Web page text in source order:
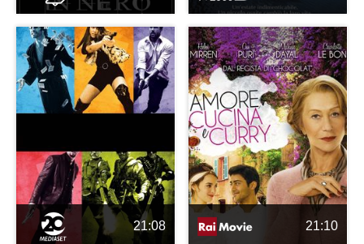
21:08 21:10